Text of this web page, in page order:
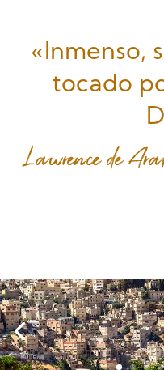
Trekking y
De mar y playas
Momentos de
«Inmenso,
tocado
Lawrence de